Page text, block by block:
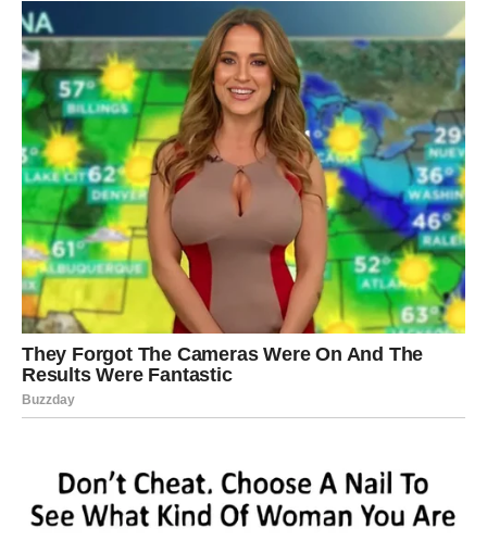
važno.
Ali kasnije ćete pogledati unazad i vidjeti da je upravo
tada počelo novo poglavlje vašeg života.
Jedna želja bliža je ostvarenju
nego što mislite
Postoji nešto što dugo priželjkujete.
Možda je riječ o ljubavi.
Možda o uspjehu.
Zvijezde pokazuju da ste mnogo bliže tom cilju nego što
trenutno vjerujete.